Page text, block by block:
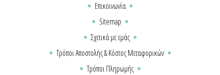
Επικοινωνία
Sitemap
Σχετικά με εμάς
Τρόποι Αποστολής & Κόστος Μεταφορικών
Τρόποι Πληρωμής